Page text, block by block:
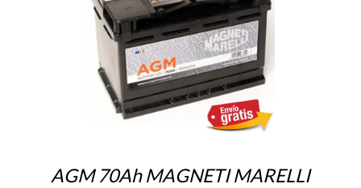
AGM 70Ah MAGNETI MARELLI